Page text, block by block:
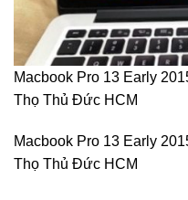
Macbook Pro 13 Early
Thọ Thủ Đức HCM
Macbook Pro 13 Early
Thọ Thủ Đức HCM